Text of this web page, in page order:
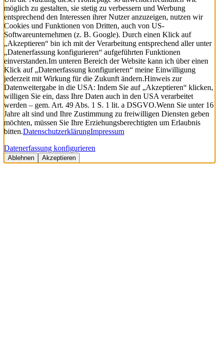
möglich zu gestalten, sie stetig zu verbessern und Werbung
entsprechend den Interessen ihrer Nutzer anzuzeigen, nutzen wir
Cookies und Funktionen von Dritten, auch von US-
Softwareunternehmen (z. B. Google). Durch einen Klick auf
„Akzeptieren“ bin ich mit der Verarbeitung entsprechend aller unter
„Datenerfassung konfigurieren“ aufgeführten Funktionen
einverstanden.Im unteren Bereich der Website kann ich über einen
Klick auf „Datenerfassung konfigurieren“ meine Einwilligung
jederzeit mit Wirkung für die Zukunft ändern.Hinweis zur
Datenweitergabe in die USA: Indem Sie auf „Akzeptieren“ klicken,
willigen Sie ein, dass Ihre Daten auch in den USA verarbeitet
werden – gem. Art. 49 Abs. 1 S. 1 lit. a DSGVO.Wenn Sie unter 16
Jahre alt sind und Ihre Zustimmung zu freiwilligen Diensten geben
möchten, müssen Sie Ihre Erziehungsberechtigten um Erlaubnis
bitten.DatenschutzerklärungImpressum
Datenerfassung konfigurieren
Ablehnen Akzeptieren